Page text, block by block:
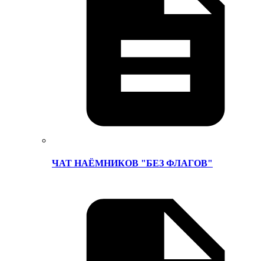
ЧАТ НАЁМНИКОВ "БЕЗ ФЛАГОВ"